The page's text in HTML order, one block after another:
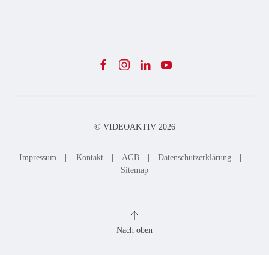
© VIDEOAKTIV 2026
Impressum Kontakt AGB Datenschutzerklärung
Sitemap
Nach oben